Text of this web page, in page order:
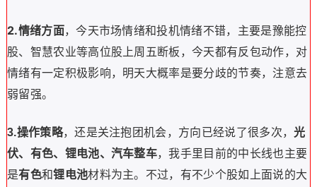
2.情绪方面，今天市场情绪和投机情绪不错，主要是豫能控
股、智慧农业等高位股上周五断板，今天都有反包动作，对
情绪有一定积极影响，明天大概率是要分歧的节奏，注意去
弱留强。
3.操作策略，还是关注抱团机会，方向已经说了很多次，光
伏、有色、锂电池、汽车整车，我手里目前的中长线也主要
是有色和锂电池材料为主。不过，有不少个股如上面说的大